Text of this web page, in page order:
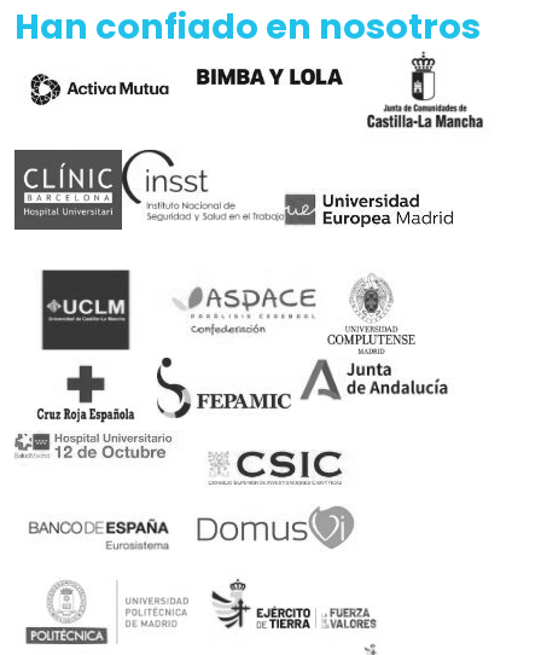
Han confiado en nosotros